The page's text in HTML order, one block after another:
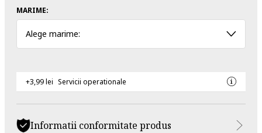
MARIME:
Alege marime:
+3,99 lei Servicii operationale
Informatii conformitate produs